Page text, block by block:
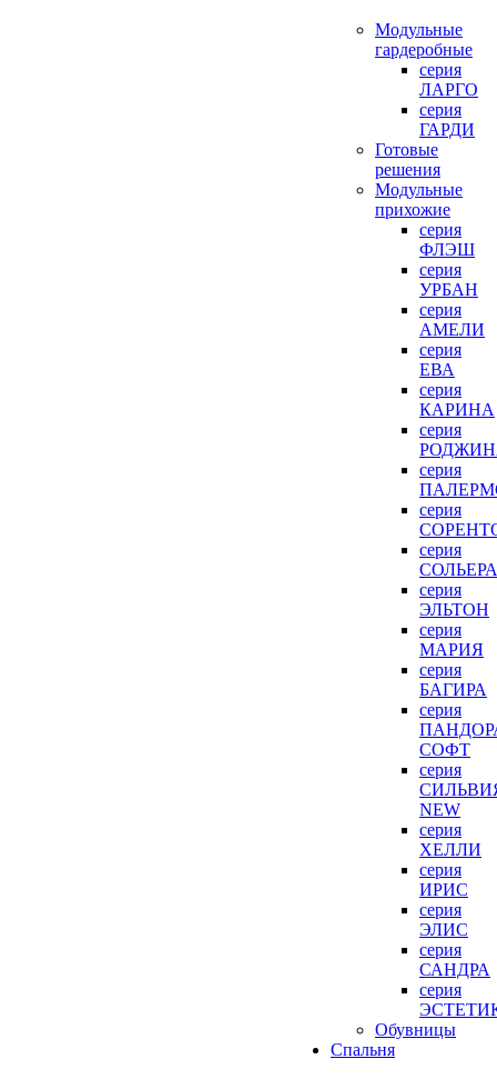
Модульные
гардеробные
серия
ЛАРГО
серия
ГАРДИ
Готовые
решения
Модульные
прихожие
серия
ФЛЭШ
серия
УРБАН
серия
АМЕЛИ
серия
ЕВА
серия
КАРИНА
серия
серия
серия
серия
СОЛЬЕРА
серия
ЭЛЬТОН
серия
МАРИЯ
серия
БАГИРА
серия
СОФТ
серия
NEW
серия
ХЕЛЛИ
серия
ИРИС
серия
ЭЛИС
серия
САНДРА
серия
Обувницы
Спальня